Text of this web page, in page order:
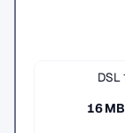
DSL
16